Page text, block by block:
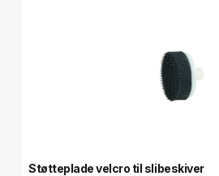
Støtteplade velcro til slibeskiver